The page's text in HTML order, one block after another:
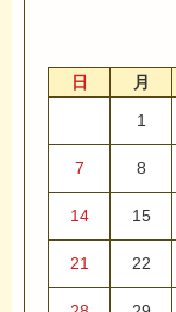
日 月
1
7 8
14 15
21 22